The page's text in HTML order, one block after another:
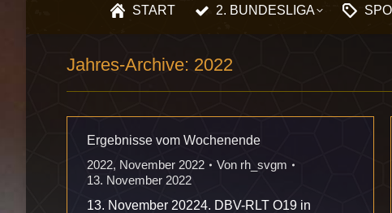
START 2. BUNDESLIGA
Jahres-Archive: 2022
Ergebnisse vom Wochenende
2022, November 2022 Von rh_svgm
13. November 2022
13. November 20224. DBV-RLT O19 in